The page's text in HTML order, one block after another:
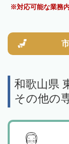
対応可能な業務
和歌山県
その他の